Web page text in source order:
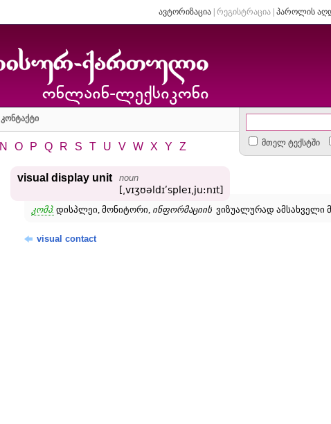
ავტორიზაცია| რეგისტრაცია| პაროლის
კონტაქტი
მთელ ტექსტში
N O P Q R S T U V W X Y Z
visual display unit noun
[͵vɪʒʊəldɪʹspleɪ͵ju:nɪt]
კომპ. დისპლეი, მონიტორი, ინფორმაციის ვიზუალურად ამსახველი
visual contact